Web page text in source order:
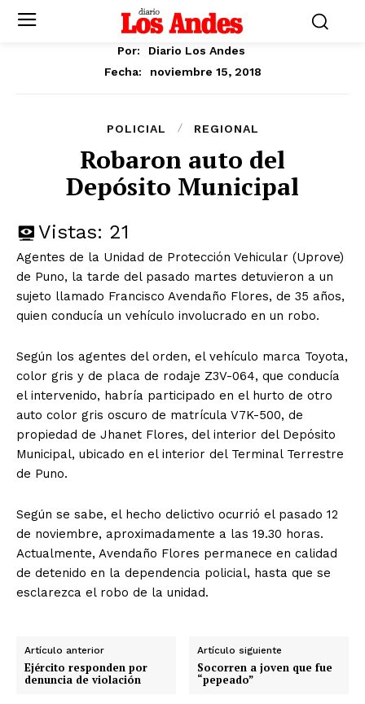
Por:
Diario Los Andes
Fecha:
noviembre 15, 2018
POLICIAL REGIONAL
Robaron auto del
Depósito Municipal
Vistas: 21
Agentes de la Unidad de Protección Vehicular (Uprove)
de Puno, la tarde del pasado martes detuvieron a un
sujeto llamado Francisco Avendaño Flores, de 35 años,
quien conducía un vehículo involucrado en un robo.
Según los agentes del orden, el vehículo marca Toyota,
color gris y de placa de rodaje Z3V-064, que conducía
el intervenido, habría participado en el hurto de otro
auto color gris oscuro de matrícula V7K-500, de
propiedad de Jhanet Flores, del interior del Depósito
Municipal, ubicado en el interior del Terminal Terrestre
de Puno.
Según se sabe, el hecho delictivo ocurrió el pasado 12
de noviembre, aproximadamente a las 19.30 horas.
Actualmente, Avendaño Flores permanece en calidad
de detenido en la dependencia policial, hasta que se
esclarezca el robo de la unidad.
Artículo anterior
Ejército responden por
denuncia de violación
Artículo siguiente
Socorren a joven que fue
“pepeado”